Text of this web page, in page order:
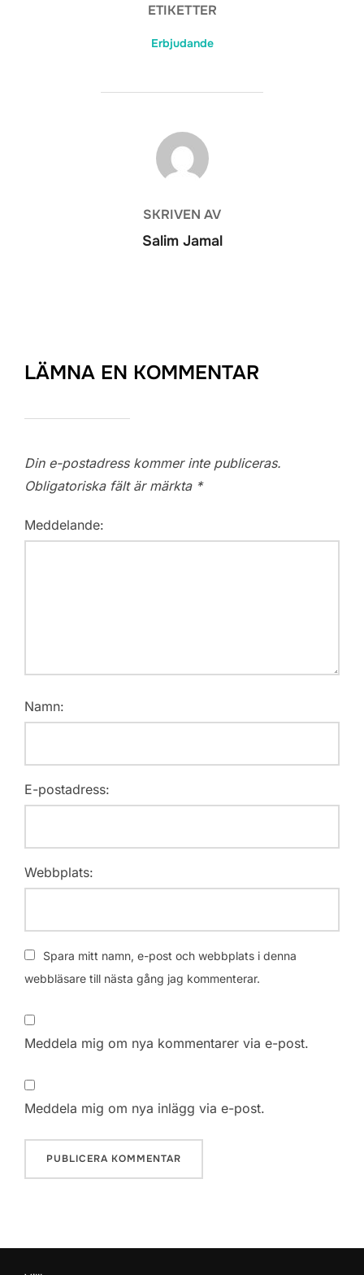
ETIKETTER
Erbjudande
INLÄGGSFÖRFATTARE
SKRIVEN AV
Salim Jamal
LÄMNA EN KOMMENTAR
Din e-postadress kommer inte publiceras.
Obligatoriska fält är märkta *
Meddelande:
Namn:
E-postadress:
Webbplats:
Spara mitt namn, e-post och webbplats i denna
webbläsare till nästa gång jag kommenterar.
Meddela mig om nya kommentarer via e-post.
Meddela mig om nya inlägg via e-post.